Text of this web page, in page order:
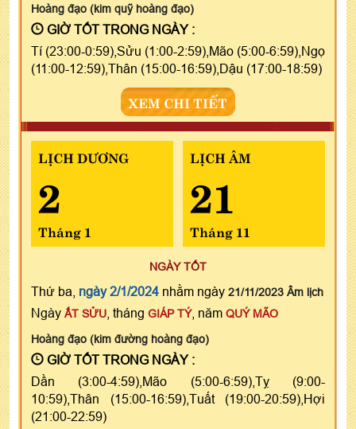
Hoàng đạo (kim quỹ hoàng đạo)
GIỜ TỐT TRONG NGÀY :
Tí (23:00-0:59),Sửu (1:00-2:59),Mão (5:00-6:59),Ngọ
(11:00-12:59),Thân (15:00-16:59),Dậu (17:00-18:59)
XEM CHI TIẾT
LỊCH DƯƠNG
2
Tháng 1
LỊCH ÂM
21
Tháng 11
NGÀY TỐT
Thứ ba, ngày 2/1/2024 nhằm ngày 21/11/2023 Âm lịch
Ngày ẤT SỬU , tháng GIÁP TÝ, năm QUÝ MÃO
Hoàng đạo (kim đường hoàng đạo)
GIỜ TỐT TRONG NGÀY :
Dần (3:00-4:59),Mão (5:00-6:59),Tỵ (9:00-
10:59),Thân (15:00-16:59),Tuất (19:00-20:59),Hợi
(21:00-22:59)